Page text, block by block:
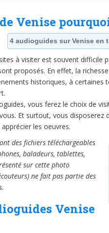
Venise
4 audioguides sur Venise en
à visiter est souvent difficile
proposés. En effet, la
historiques, à
vous ferez le choix de
Et surtout, vous disposerez
les oeuvres.
des fichiers téléchargeables
baladeurs, tablettes,
sur cette photo
ne fait pas partie des
Venise